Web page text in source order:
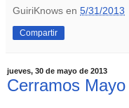
GuiriKnows en 5/31/2013
Compartir
jueves, 30 de mayo de 2013
Cerramos Mayo